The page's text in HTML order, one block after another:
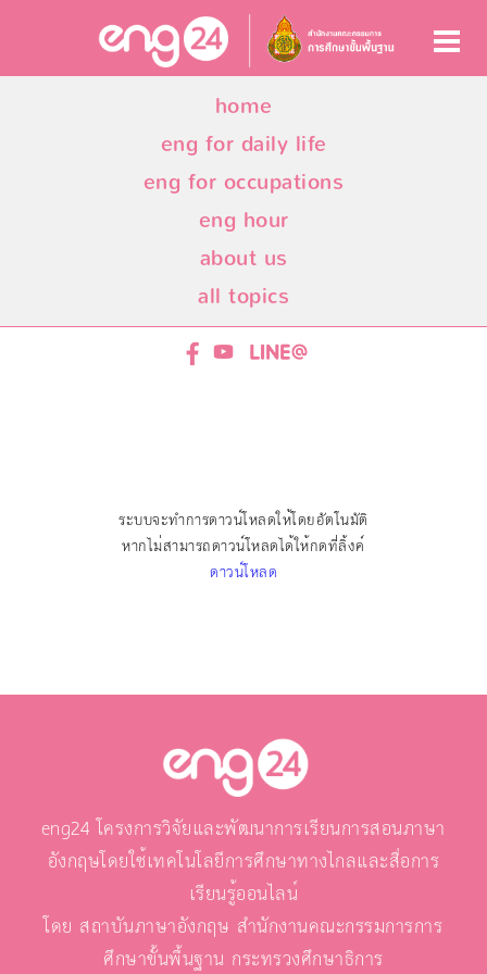
home
eng for daily life
eng for occupations
eng hour
about us
all topics
ระบบจะทำการดาวน์โหลดให้โดยอัตโนมัติ
หากไม่สามารถดาวน์โหลดได้ให้กดที่ลิ้งค์
ดาวน์โหลด
eng24 โครงการวิจัยและพัฒนาการเรียนการสอนภาษา
อังกฤษโดยใช้เทคโนโลยีการศึกษาทางไกลและสื่อการ
เรียนรู้ออนไลน์
โดย สถาบันภาษาอังกฤษ สำนักงานคณะกรรมการการ
ศึกษาขั้นพื้นฐาน กระทรวงศึกษาธิการ